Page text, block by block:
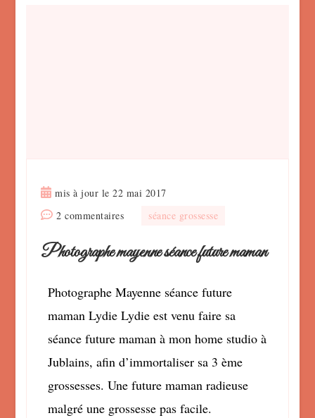
mis à jour le22 mai 2017
2 commentairessur
mayenne
future
séance grossesse
Photographe mayenne séance future maman
Photographe Mayenne séance future
maman Lydie Lydie est venu faire sa
séance future maman à mon home studio à
Jublains, afin d’immortaliser sa 3 ème
grossesses. Une future maman radieuse
malgré une grossesse pas facile.